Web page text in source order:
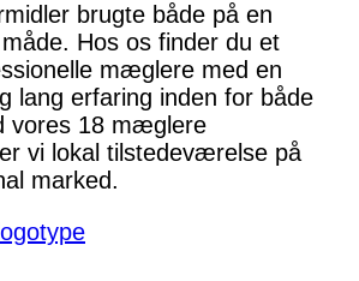
brugte både på en
Hos os finder du et
mæglere med en
lang erfaring inden for både
vores 18 mæglere
vi lokal tilstedeværelse på
marked.